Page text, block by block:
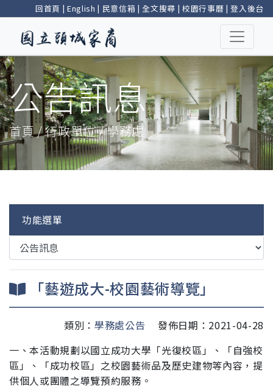
回首頁 | English | 民意信箱 |全文搜尋 | 校園行事曆 |登入後台
公告訊息
首頁 / 行政單位 / 學務處
功能選單
「藝遊成大-校園藝術導覽」
類別： 學務處公告
發佈日期：2021-04-28
一、本活動規劃以國立成功大學「光復校區」、「自強校
區」、「成功校區」之校園藝術品及歷史建物等內容，提
供個人或團體之導覽預約服務。